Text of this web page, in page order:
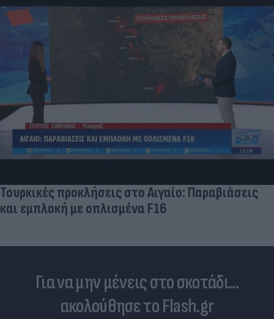
Τουρκικές προκλήσεις στο Αιγαίο: Παραβιάσεις
και εμπλοκή με οπλισμένα F16
Για να μην μένεις στο σκοτάδι...
ακολούθησε το Flash.gr